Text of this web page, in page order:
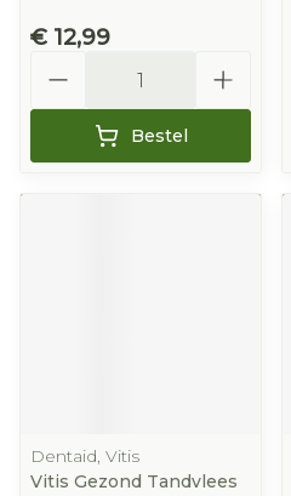
€ 12,99
Bestel
Dentaid, Vitis
Vitis Gezond Tandvlees